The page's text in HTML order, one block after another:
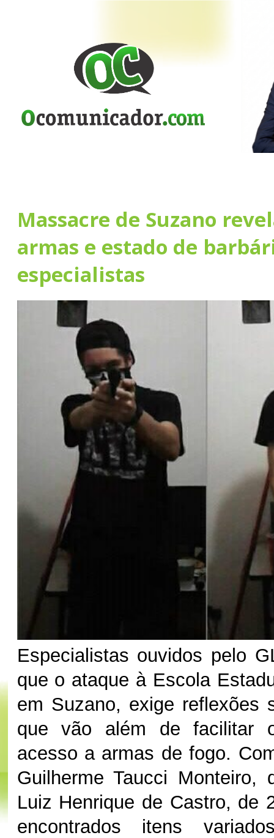
Massacre de Suzano
armas e estado de
especialistas
Especialistas ouvidos pelo
que o ataque à Escola
em Suzano, exige reflexões
que vão além de facilitar
acesso a armas de fogo.
Guilherme Taucci
Luiz Henrique de Castro, de
encontrados itens